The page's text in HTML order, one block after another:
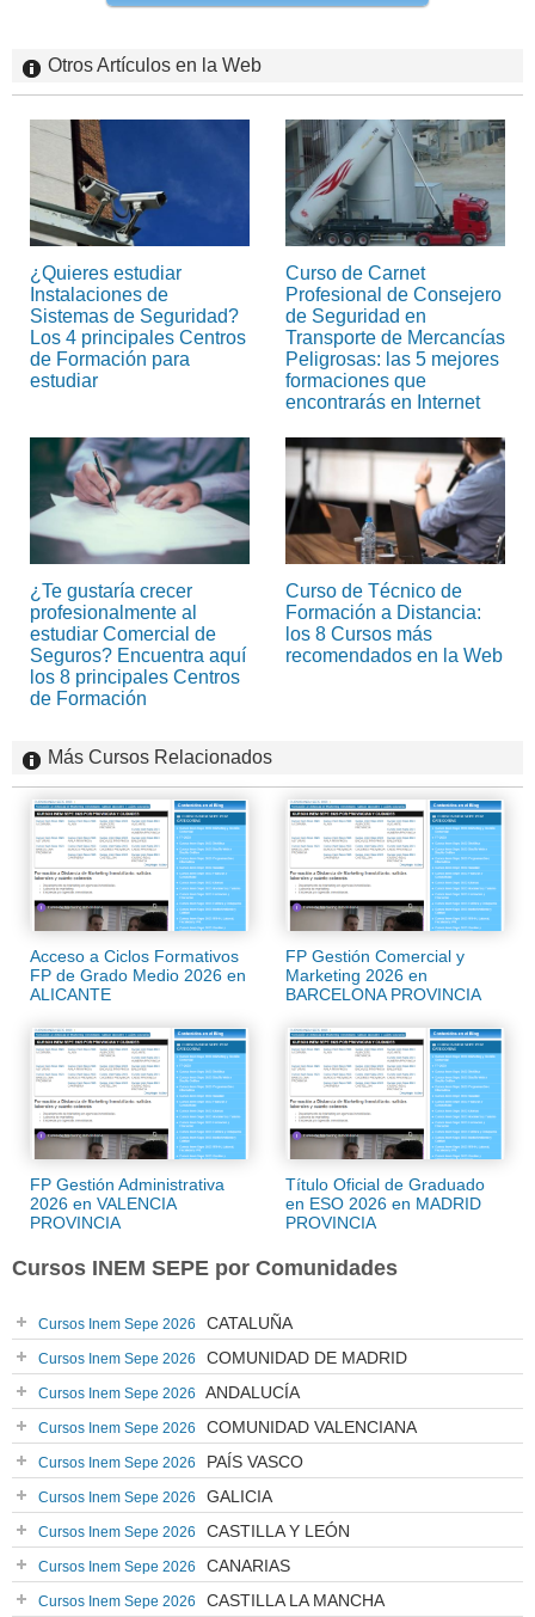
Otros Artículos en la Web
¿Quieres estudiar
Instalaciones de
Sistemas de Seguridad?
Los 4 principales Centros
de Formación para
estudiar
Curso de Carnet
Profesional de Consejero
de Seguridad en
Transporte de Mercancías
Peligrosas: las 5 mejores
formaciones que
encontrarás en Internet
¿Te gustaría crecer
profesionalmente al
estudiar Comercial de
Seguros? Encuentra aquí
los 8 principales Centros
de Formación
Curso de Técnico de
Formación a Distancia:
los 8 Cursos más
recomendados en la Web
Más Cursos Relacionados
Acceso a Ciclos Formativos
FP de Grado Medio 2026 en
ALICANTE
FP Gestión Comercial y
Marketing 2026 en
BARCELONA PROVINCIA
FP Gestión Administrativa
2026 en VALENCIA
PROVINCIA
Título Oficial de Graduado
en ESO 2026 en MADRID
PROVINCIA
Cursos INEM SEPE por Comunidades
Cursos Inem Sepe 2026 CATALUÑA
Cursos Inem Sepe 2026 COMUNIDAD DE MADRID
Cursos Inem Sepe 2026 ANDALUCÍA
Cursos Inem Sepe 2026 COMUNIDAD VALENCIANA
Cursos Inem Sepe 2026 PAÍS VASCO
Cursos Inem Sepe 2026 GALICIA
Cursos Inem Sepe 2026 CASTILLA Y LEÓN
Cursos Inem Sepe 2026 CANARIAS
Cursos Inem Sepe 2026 CASTILLA LA MANCHA